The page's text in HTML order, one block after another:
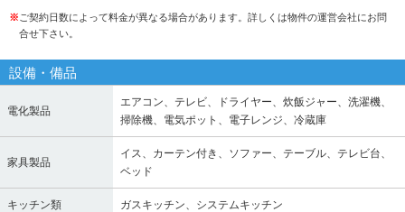
※ ご契約日数によって料金が異なる場合があります。詳しくは物件の運営会社にお問
合せ下さい。
設備・備品
電化製品
エアコン、テレビ、ドライヤー、炊飯ジャー、洗濯機、
掃除機、電気ポット、電子レンジ、冷蔵庫
家具製品
イス、カーテン付き、ソファー、テーブル、テレビ台、
ベッド
キッチン類 ガスキッチン、システムキッチン